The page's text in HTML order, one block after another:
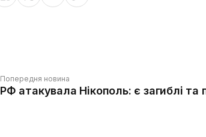
Попередня новина
РФ атакувала Нікополь: є загиблі та